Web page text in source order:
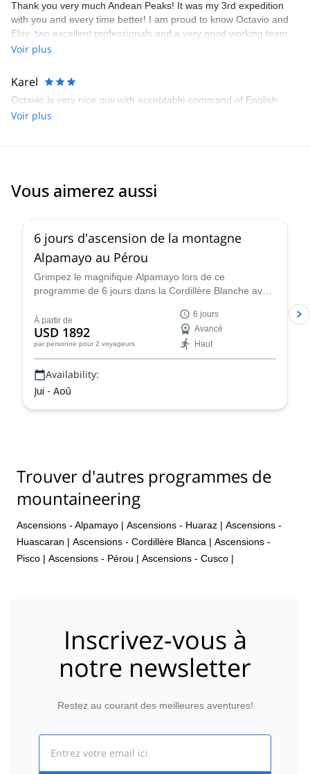
Thank you very much Andean Peaks! It was my 3rd expedition
with you and every time better! I am proud to know Octavio and
Eloy, two excellent professionals and a very good working team.
They even repaired the sole of my double boots and saved me
you next time and thank you very much!
Voir plus
Karel
Octavio is very nice guy with acceptable command of English
Voir plus
Vous aimerez aussi
6 jours d'ascension de la montagne
Alpamayo au Pérou
Grimpez le magnifique Alpamayo lors de ce
programme de 6 jours dans la Cordillère Blanche avec
une expérience d'alpinisme fantastique !
À partir de
USD 1892
par personne pour 2 voyageurs
6 jours
Avancé
Haut
Availability:
Jui - Aoû
Trouver d'autres programmes de
mountaineering
Ascensions - Alpamayo | Ascensions - Huaraz | Ascensions -
Huascaran | Ascensions - Cordillère Blanca | Ascensions -
Pisco | Ascensions - Pérou | Ascensions - Cusco |
Inscrivez-vous à
notre newsletter
Restez au courant des meilleures aventures!